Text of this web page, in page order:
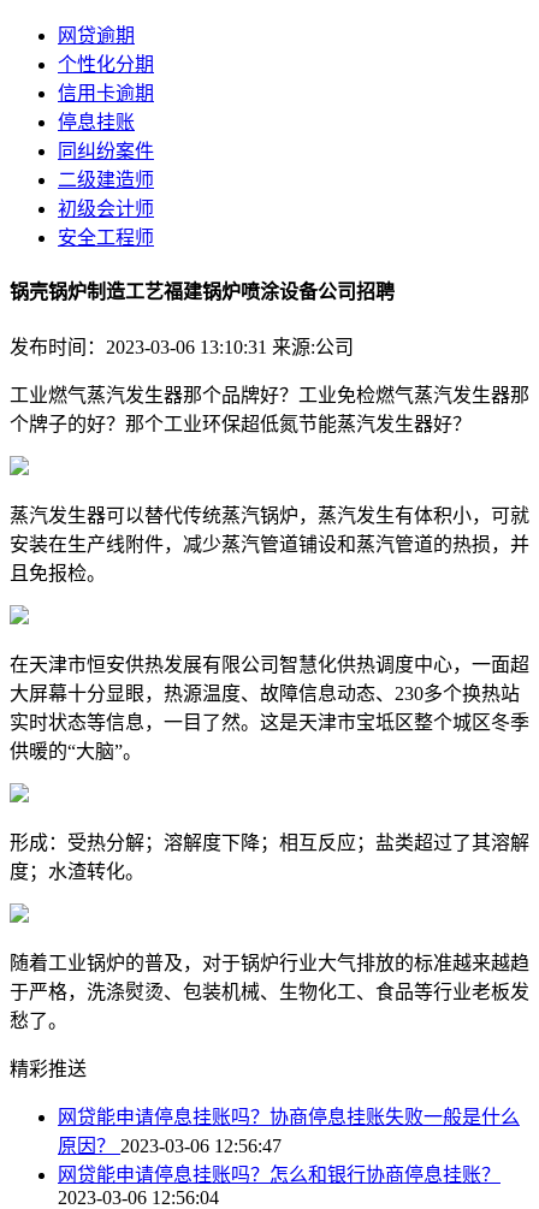
网贷逾期
个性化分期
信用卡逾期
停息挂账
同纠纷案件
二级建造师
初级会计师
安全工程师
锅壳锅炉制造工艺福建锅炉喷涂设备公司招聘
发布时间：2023-03-06 13:10:31 来源:公司
工业燃气蒸汽发生器那个品牌好？工业免检燃气蒸汽发生器那
个牌子的好？那个工业环保超低氮节能蒸汽发生器好？
蒸汽发生器可以替代传统蒸汽锅炉，蒸汽发生有体积小，可就
安装在生产线附件，减少蒸汽管道铺设和蒸汽管道的热损，并
且免报检。
在天津市恒安供热发展有限公司智慧化供热调度中心，一面超
大屏幕十分显眼，热源温度、故障信息动态、230多个换热站
实时状态等信息，一目了然。这是天津市宝坻区整个城区冬季
供暖的“大脑”。
形成：受热分解；溶解度下降；相互反应；盐类超过了其溶解
度；水渣转化。
随着工业锅炉的普及，对于锅炉行业大气排放的标准越来越趋
于严格，洗涤熨烫、包装机械、生物化工、食品等行业老板发
愁了。
精彩推送
网贷能申请停息挂账吗？协商停息挂账失败一般是什么
原因？ 2023-03-06 12:56:47
网贷能申请停息挂账吗？怎么和银行协商停息挂账？
2023-03-06 12:56:04